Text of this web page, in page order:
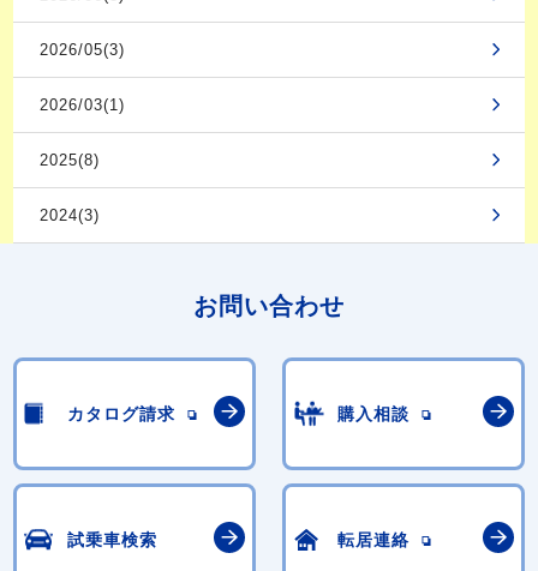
2026/05(3)
2026/03(1)
2025(8)
2024(3)
お問い合わせ
カタログ請求 購入相談
試乗車検索 転居連絡